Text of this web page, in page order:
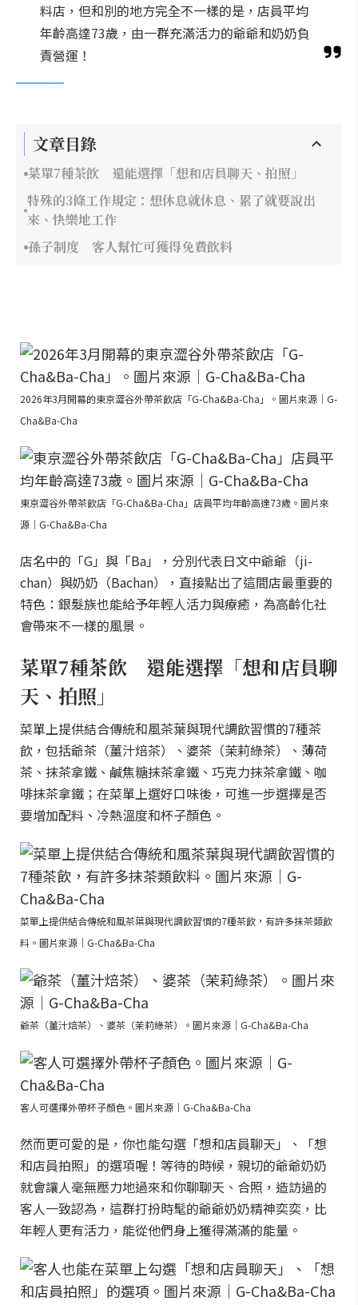
料店，但和別的地方完全不一樣的是，店員平均
年齡高達73歲，由一群充滿活力的爺爺和奶奶負
責營運！
文章目錄
菜單7種茶飲 還能選擇「想和店員聊天、拍照」
特殊的3條工作規定：想休息就休息、累了就要說出
來、快樂地工作
孫子制度 客人幫忙可獲得免費飲料
2026年3月開幕的東京澀谷外帶茶飲店「G-Cha&Ba-Cha」。圖片來源｜G-
Cha&Ba-Cha
東京澀谷外帶茶飲店「G-Cha&Ba-Cha」店員平均年齡高達73歲。圖片來
源｜G-Cha&Ba-Cha
店名中的「G」與「Ba」，分別代表日文中爺爺（ji-
chan）與奶奶（Bachan），直接點出了這間店最重要的
特色：銀髮族也能給予年輕人活力與療癒，為高齡化社
會帶來不一樣的風景。
菜單7種茶飲 還能選擇「想和店員聊
天、拍照」
菜單上提供結合傳統和風茶葉與現代調飲習慣的7種茶
飲，包括爺茶（薑汁焙茶）、婆茶（茉莉綠茶）、薄荷
茶、抹茶拿鐵、鹹焦糖抹茶拿鐵、巧克力抹茶拿鐵、咖
啡抹茶拿鐵；在菜單上選好口味後，可進一步選擇是否
要增加配料、冷熱溫度和杯子顏色。
菜單上提供結合傳統和風茶葉與現代調飲習慣的7種茶飲，有許多抹茶類飲
料。圖片來源｜G-Cha&Ba-Cha
爺茶（薑汁焙茶）、婆茶（茉莉綠茶）。圖片來源｜G-Cha&Ba-Cha
客人可選擇外帶杯子顏色。圖片來源｜G-Cha&Ba-Cha
然而更可愛的是，你也能勾選「想和店員聊天」、「想
和店員拍照」的選項喔！等待的時候，親切的爺爺奶奶
就會讓人毫無壓力地過來和你聊聊天、合照，造訪過的
客人一致認為，這群打扮時髦的爺爺奶奶精神奕奕，比
年輕人更有活力，能從他們身上獲得滿滿的能量。